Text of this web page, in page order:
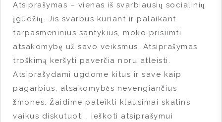
Atsiprašymas – vienas iš svarbiausių socialinių
įgūdžių. Jis svarbus kuriant ir palaikant
tarpasmeninius santykius, moko prisiimti
atsakomybę už savo veiksmus. Atsiprašymas
troškimą keršyti paverčia noru atleisti.
Atsiprašydami ugdome kitus ir save kaip
pagarbius, atsakomybės nevengiančius
žmones. Žaidime pateikti klausimai skatins
vaikus diskutuoti , ieškoti atsiprašymui